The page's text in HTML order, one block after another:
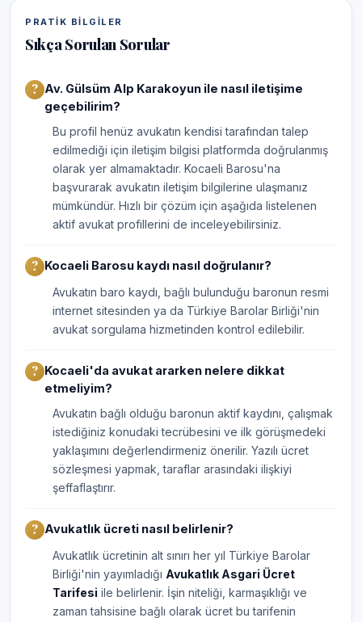
PRATIK BILGILER
Sıkça Sorulan Sorular
Av. Gülsüm Alp Karakoyun ile nasıl iletişime
geçebilirim?
Bu profil henüz avukatın kendisi tarafından talep
edilmediği için iletişim bilgisi platformda doğrulanmış
olarak yer almamaktadır. Kocaeli Barosu'na
başvurarak avukatın iletişim bilgilerine ulaşmanız
mümkündür. Hızlı bir çözüm için aşağıda listelenen
aktif avukat profillerini de inceleyebilirsiniz.
Kocaeli Barosu kaydı nasıl doğrulanır?
Avukatın baro kaydı, bağlı bulunduğu baronun resmi
internet sitesinden ya da Türkiye Barolar Birliği'nin
avukat sorgulama hizmetinden kontrol edilebilir.
Kocaeli'da avukat ararken nelere dikkat
etmeliyim?
Avukatın bağlı olduğu baronun aktif kaydını, çalışmak
istediğiniz konudaki tecrübesini ve ilk görüşmedeki
yaklaşımını değerlendirmeniz önerilir. Yazılı ücret
sözleşmesi yapmak, taraflar arasındaki ilişkiyi
şeffaflaştırır.
Avukatlık ücreti nasıl belirlenir?
Avukatlık ücretinin alt sınırı her yıl Türkiye Barolar
Birliği'nin yayımladığı Avukatlık Asgari Ücret
Tarifesi ile belirlenir. İşin niteliği, karmaşıklığı ve
zaman tahsisine bağlı olarak ücret bu tarifenin